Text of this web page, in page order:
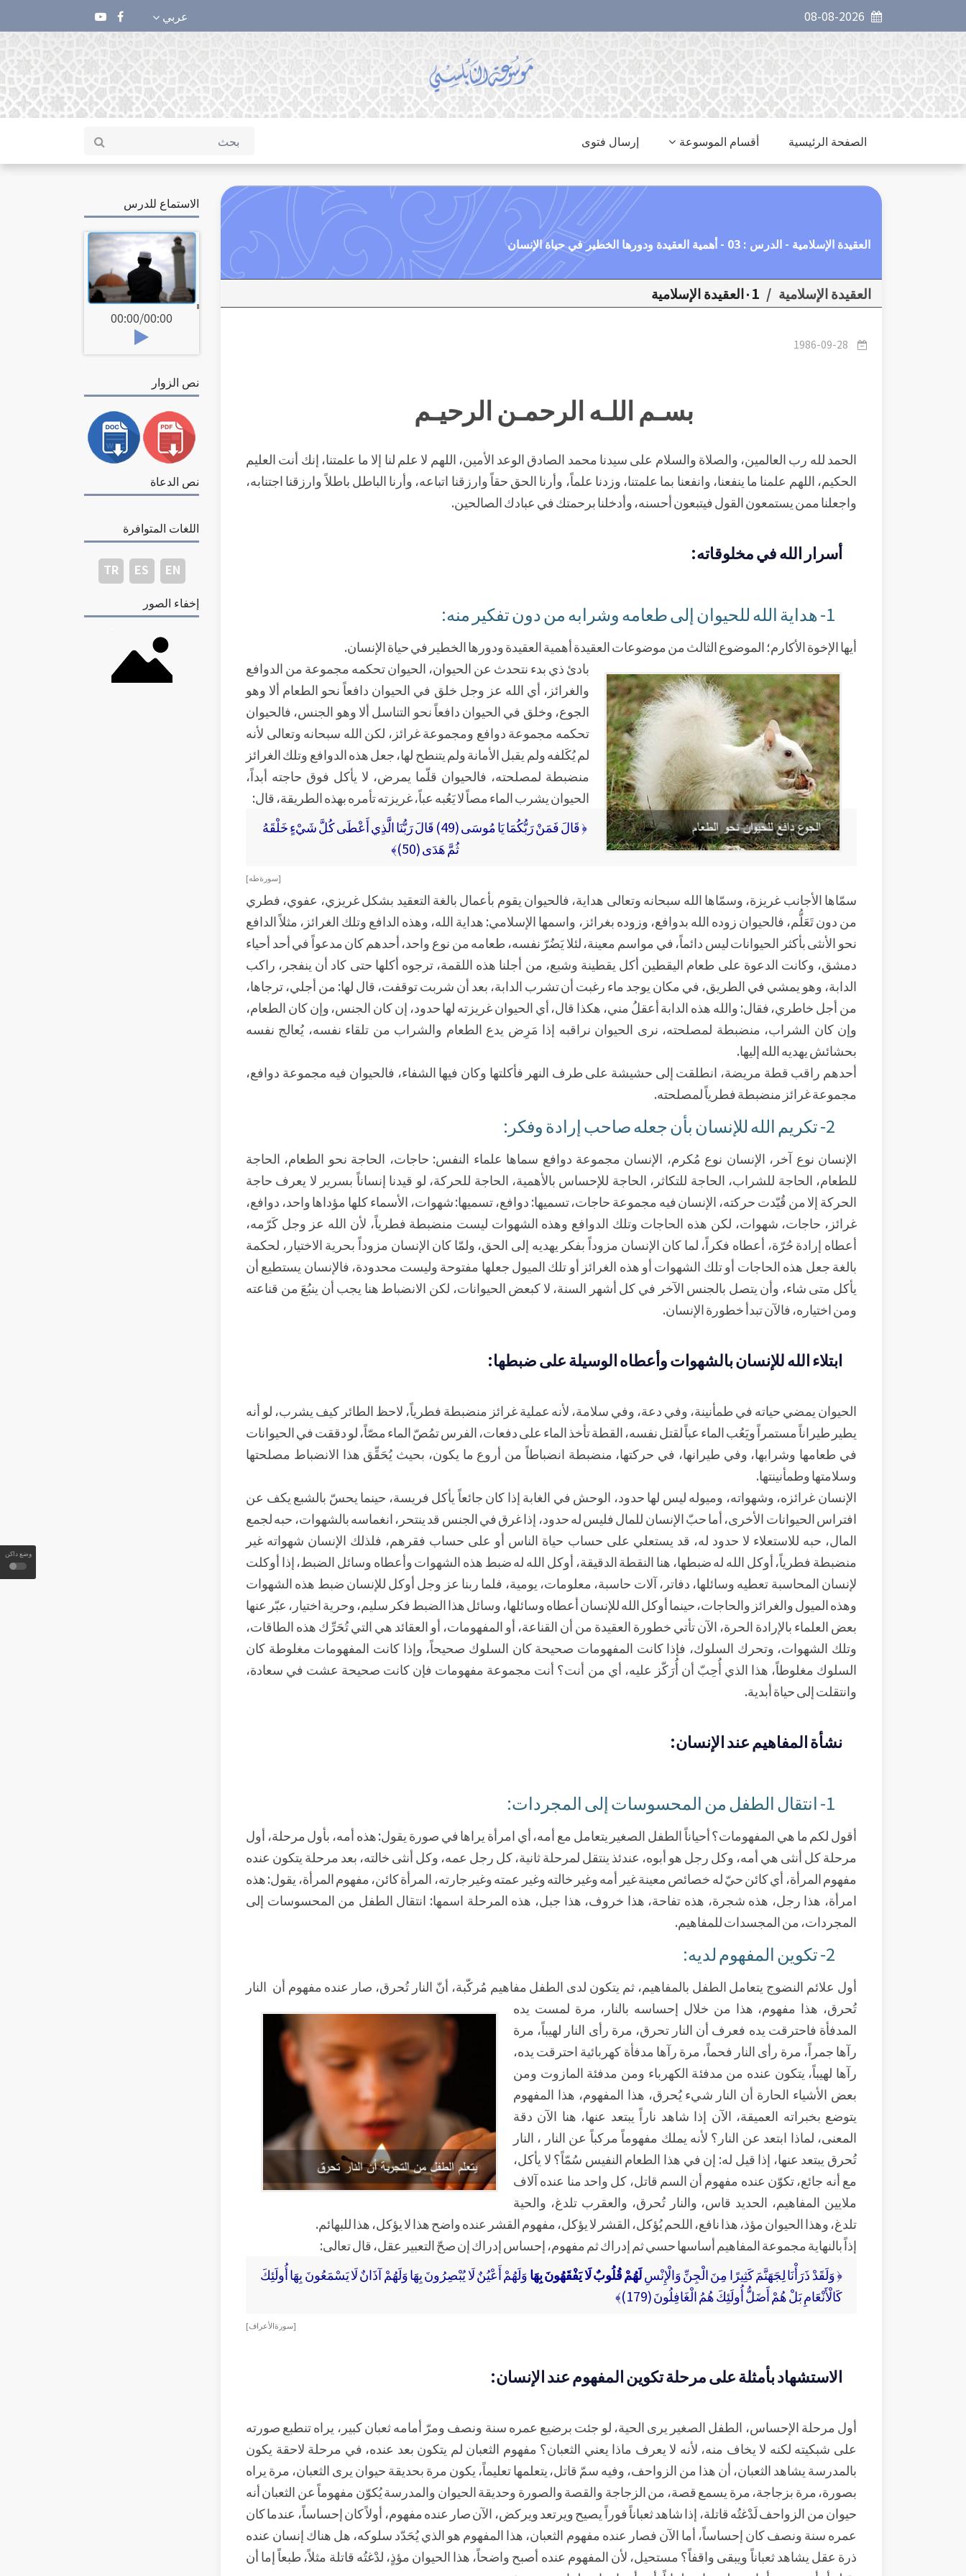
وضع داكن
عربي
الصفحة الرئيسية أقسام الموسوعة إرسال فتوى
العقيدة الإسلامية - الدرس : 03 - أهمية العقيدة ودورها الخطير في حياة الإنسان
العقيدة الإسلامية / ٠1العقيدة الإسلامية
1986-09-28
بسـم اللـه الرحمـن الرحيـم
الحمد لله رب العالمين، والصلاة والسلام على سيدنا محمد الصادق الوعد الأمين، اللهم لا علم لنا إلا ما علمتنا، إنك أنت العليم
الحكيم، اللهم علمنا ما ينفعنا، وانفعنا بما علمتنا، وزدنا علماً، وأرنا الحق حقاً وارزقنا اتباعه، وأرنا الباطل باطلاً وارزقنا اجتنابه،
واجعلنا ممن يستمعون القول فيتبعون أحسنه، وأدخلنا برحمتك في عبادك الصالحين.
أسرار الله في مخلوقاته:
1- هداية الله للحيوان إلى طعامه وشرابه من دون تفكير منه:
أيها الإخوة الأكارم؛ الموضوع الثالث من موضوعات العقيدة أهمية العقيدة ودورها الخطير في حياة الإنسان.
بادئ ذي بدء نتحدث عن الحيوان، الحيوان تحكمه مجموعة من الدوافع
والغرائز، أي الله عز وجل خلق في الحيوان دافعاً نحو الطعام ألا وهو
الجوع، وخلق في الحيوان دافعاً نحو التناسل ألا وهو الجنس، فالحيوان
تحكمه مجموعة دوافع ومجموعة غرائز، لكن الله سبحانه وتعالى لأنه
لم يُكَلفه ولم يقبل الأمانة ولم يتنطح لها، جعل هذه الدوافع وتلك الغرائز
منضبطة لمصلحته، فالحيوان قلّما يمرض، لا يأكل فوق حاجته أبداً،
الحيوان يشرب الماء مصاً لا يَعُبه عباً، غريزته تأمره بهذه الطريقة، قال:
﴿ قَالَ فَمَنْ رَبُّكُمَا يَا مُوسَى (49) قَالَ رَبُّنَا الَّذِي أَعْطَى كُلَّ شَيْءٍ خَلْقَهُ
ثُمَّ هَدَى (50)﴾
[ سورة طه ]
سمّاها الأجانب غريزة، وسمّاها الله سبحانه وتعالى هداية، فالحيوان يقوم بأعمال بالغة التعقيد بشكل غريزي، عفوي، فطري
من دون تَعَلُّم، فالحيوان زوده الله بدوافع، وزوده بغرائز، واسمها الإسلامي: هداية الله، وهذه الدافع وتلك الغرائز، مثلاً الدافع
نحو الأنثى بأكثر الحيوانات ليس دائماً، في مواسم معينة، لئلا يَضُرّ نفسه، طعامه من نوع واحد، أحدهم كان مدعواً في أحد أحياء
دمشق، وكانت الدعوة على طعام اليقطين أكل يقطينة وشبع، من أجلنا هذه اللقمة، ترجوه أكلها حتى كاد أن ينفجر، راكب
الدابة، وهو يمشي في الطريق، في مكان يوجد ماء رغبت أن تشرب الدابة، بعد أن شربت توقفت، قال لها: من أجلي، ترجاها،
من أجل خاطري، فقال: والله هذه الدابة أعقلُ مني، هكذا قال، أي الحيوان غريزته لها حدود، إن كان الجنس، وإن كان الطعام،
وإن كان الشراب، منضبطة لمصلحته، نرى الحيوان نراقبه إذا مَرِض يدع الطعام والشراب من تلقاء نفسه، يُعالج نفسه
بحشائش يهديه الله إليها.
أحدهم راقب قطة مريضة، انطلقت إلى حشيشة على طرف النهر فأكلتها وكان فيها الشفاء، فالحيوان فيه مجموعة دوافع،
مجموعة غرائز منضبطة فطرياً لمصلحته.
2- تكريم الله للإنسان بأن جعله صاحب إرادة وفكر:
الإنسان نوع آخر، الإنسان نوع مُكرم، الإنسان مجموعة دوافع سماها علماء النفس: حاجات، الحاجة نحو الطعام، الحاجة
للطعام، الحاجة للشراب، الحاجة للتكاثر، الحاجة للإحساس بالأهمية، الحاجة للحركة، لو قيدنا إنساناً بسرير لا يعرف حاجة
الحركة إلا من قُيّدت حركته، الإنسان فيه مجموعة حاجات، تسميها: دوافع، تسميها: شهوات، الأسماء كلها مؤداها واحد، دوافع،
غرائز، حاجات، شهوات، لكن هذه الحاجات وتلك الدوافع وهذه الشهوات ليست منضبطة فطرياً، لأن الله عز وجل كَرّمه،
أعطاه إرادة حُرّة، أعطاه فكراً، لما كان الإنسان مزوداً بفكر يهديه إلى الحق، ولمّا كان الإنسان مزوداً بحرية الاختيار، لحكمة
بالغة جعل هذه الحاجات أو تلك الشهوات أو هذه الغرائز أو تلك الميول جعلها مفتوحة وليست محدودة، فالإنسان يستطيع أن
يأكل متى شاء، وأن يتصل بالجنس الآخر في كل أشهر السنة، لا كبعض الحيوانات، لكن الانضباط هنا يجب أن ينبُعَ من قناعته
ومن اختياره، فالآن تبدأ خطورة الإنسان.
ابتلاء الله للإنسان بالشهوات وأعطاه الوسيلة على ضبطها:
الحيوان يمضي حياته في طمأنينة، وفي دعة، وفي سلامة، لأنه عملية غرائز منضبطة فطرياً، لاحظ الطائر كيف يشرب، لو أنه
يطير طيراناً مستمراً ويَعُب الماء عباً لقتل نفسه، القطة تأخذ الماء على دفعات، الفرس تمُصّ الماء مصّاً، لو دققت في الحيوانات
في طعامها وشرابها، وفي طيرانها، في حركتها، منضبطة انضباطاً من أروع ما يكون، بحيث يُحَقِّق هذا الانضباط مصلحتها
وسلامتها وطمأنينتها.
الإنسان غرائزه، وشهواته، وميوله ليس لها حدود، الوحش في الغابة إذا كان جائعاً يأكل فريسة، حينما يحسّ بالشبع يكف عن
افتراس الحيوانات الأخرى، أما حبّ الإنسان للمال فليس له حدود، إذا غرق في الجنس قد ينتحر، انغماسه بالشهوات، حبه لجمع
المال، حبه للاستعلاء لا حدود له، قد يستعلي على حساب حياة الناس أو على حساب فقرهم، فلذلك الإنسان شهواته غير
منضبطة فطرياً، أوكل الله له ضبطها، هنا النقطة الدقيقة، أوكل الله له ضبط هذه الشهوات وأعطاه وسائل الضبط، إذا أوكلت
لإنسان المحاسبة تعطيه وسائلها، دفاتر، آلات حاسبة، معلومات، يومية، فلما ربنا عز وجل أوكل للإنسان ضبط هذه الشهوات
وهذه الميول والغرائز والحاجات، حينما أوكل الله للإنسان أعطاه وسائلها، وسائل هذا الضبط فكر سليم، وحرية اختيار، عبّر عنها
بعض العلماء بالإرادة الحرة، الآن تأتي خطورة العقيدة من أن القناعة، أو المفهومات، أو العقائد هي التي تُحَرِّك هذه الطاقات،
وتلك الشهوات، وتحرك السلوك، فإذا كانت المفهومات صحيحة كان السلوك صحيحاً، وإذا كانت المفهومات مغلوطة كان
السلوك مغلوطاً، هذا الذي أُحِبّ أن أُرَكّز عليه، أي من أنت؟ أنت مجموعة مفهومات فإن كانت صحيحة عشت في سعادة،
وانتقلت إلى حياة أبدية.
نشأة المفاهيم عند الإنسان:
1- انتقال الطفل من المحسوسات إلى المجردات:
أقول لكم ما هي المفهومات؟ أحياناً الطفل الصغير يتعامل مع أمه، أي امرأة يراها في صورة يقول: هذه أمه، بأول مرحلة، أول
مرحلة كل أنثى هي أمه، وكل رجل هو أبوه، عندئذ ينتقل لمرحلة ثانية، كل رجل عمه، وكل أنثى خالته، بعد مرحلة يتكون عنده
مفهوم المرأة، أي كائن حيّ له خصائص معينة غير أمه وغير خالته وغير عمته وغير جارته، المرأة كائن، مفهوم المرأة، يقول: هذه
امرأة، هذا رجل، هذه شجرة، هذه تفاحة، هذا خروف، هذا جبل، هذه المرحلة اسمها: انتقال الطفل من المحسوسات إلى
المجردات، من المجسدات للمفاهيم.
2- تكوين المفهوم لديه:
أول علائم النضوج يتعامل الطفل بالمفاهيم، ثم يتكون لدى الطفل مفاهيم مُركّبة، أنّ النار تُحرق، صار عنده مفهوم أن النار
تُحرق، هذا مفهوم، هذا من خلال إحساسه بالنار، مرة لمست يده
المدفأة فاحترقت يده فعرف أن النار تحرق، مرة رأى النار لهيباً، مرة
رآها جمراً، مرة رأى النار فحماً، مرة رآها مدفأة كهربائية احترقت يده،
رآها لهيباً، يتكون عنده من مدفئة الكهرباء ومن مدفئة المازوت ومن
بعض الأشياء الحارة أن النار شيء يُحرق، هذا المفهوم، هذا المفهوم
يتوضع بخبراته العميقة، الآن إذا شاهد ناراً يبتعد عنها، هنا الآن دقة
المعنى، لماذا ابتعد عن النار؟ لأنه يملك مفهوماً مركباً عن النار ، النار
تُحرق يبتعد عنها، إذا قيل له: إن في هذا الطعام النفيس سُمّاً؟ لا يأكل،
مع أنه جائع، تكوّن عنده مفهوم أن السم قاتل، كل واحد منا عنده آلاف
ملايين المفاهيم، الحديد قاس، والنار تُحرق، والعقرب تلدغ، والحية
تلدغ، وهذا الحيوان مؤذ، هذا نافع، اللحم يُؤكل، القشر لا يؤكل، مفهوم القشر عنده واضح هذا لا يؤكل، هذا للبهائم.
إذاً بالنهاية مجموعة المفاهيم أساسها حسي ثم إدراك ثم مفهوم، إحساس إدراك إن صحّ التعبير عقل، قال تعالى:
﴿ وَلَقَدْ ذَرَأْنَا لِجَهَنَّمَ كَثِيرًا مِنَ الْجِنِّ وَالْإِنْسِلَهُمْ قُلُوبٌ لَا يَفْقَهُونَ بِهَاوَلَهُمْ أَعْيُنٌ لَا يُبْصِرُونَ بِهَا وَلَهُمْ آذَانٌ لَا يَسْمَعُونَ بِهَا أُولَئِكَ
كَالْأَنْعَامِ بَلْ هُمْ أَضَلُّ أُولَئِكَ هُمُ الْغَافِلُونَ (179)﴾
[ سورة الأعراف ]
الاستشهاد بأمثلة على مرحلة تكوين المفهوم عند الإنسان:
أول مرحلة الإحساس، الطفل الصغير يرى الحية، لو جئت برضيع عمره سنة ونصف ومرّ أمامه ثعبان كبير، يراه تنطبع صورته
على شبكيته لكنه لا يخاف منه، لأنه لا يعرف ماذا يعني الثعبان؟ مفهوم الثعبان لم يتكون بعد عنده، في مرحلة لاحقة يكون
بالمدرسة يشاهد الثعبان، أن هذا من الزواحف، وفيه سمّ قاتل، يتعلمها تعليماً، يكون مرة بحديقة حيوان يرى الثعبان، مرة يراه
بصورة، مرة بزجاجة، مرة يسمع قصة، من الزجاجة والقصة والصورة وحديقة الحيوان والمدرسة يُكوّن مفهوماً عن الثعبان أنه
حيوان من الزواحف لَدْغتُه قاتلة، إذا شاهد ثعباناً فوراً يصيح ويرتعد ويركض، الآن صار عنده مفهوم، أولاً كان إحساساً، عندما كان
عمره سنة ونصف كان إحساساً، أما الآن فصار عنده مفهوم الثعبان، هذا المفهوم هو الذي يُحَدّد سلوكه، هل هناك إنسان عنده
ذرة عقل يشاهد ثعباناً ويبقى واقفاً؟ مستحيل، لأن المفهوم عنده أصبح واضحاً، هذا الحيوان مؤذٍ، لدْغتُه قاتلة مثلاً، طبعاً إما أن
الاستماع للدرس
00:00/00:00
نص الزوار
نص الدعاة
اللغات المتوافرة
EN
ES
TR
إخفاء الصور